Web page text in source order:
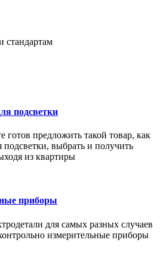
стандартам
подсветки
готов предложить такой товар, как
выбрать и получить
из квартиры
приборы
для самых разных случаев
измерительные приборы